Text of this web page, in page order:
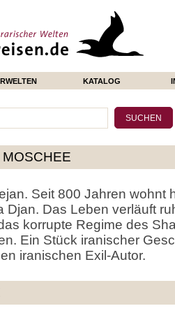
KATALOG
Seit 800 Jahren wohnt
Djan. Das Leben verläuft
korrupte Regime des
Ein Stück iranischer
iranischen Exil-Autor.